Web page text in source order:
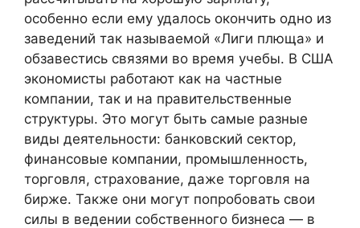
особенно если ему удалось окончить одно из
заведений так называемой «Лиги плюща» и
обзавестись связями во время учебы. В США
экономисты работают как на частные
компании, так и на правительственные
структуры. Это могут быть самые разные
виды деятельности: банковский сектор,
финансовые компании, промышленность,
торговля, страхование, даже торговля на
бирже. Также они могут попробовать свои
силы в ведении собственного бизнеса — в